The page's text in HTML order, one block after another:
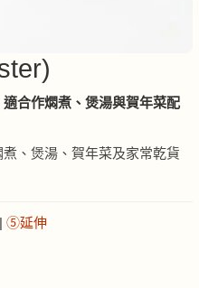
合作燜煮、煲湯與賀年菜配
、煲湯、賀年菜及家常乾貨
| ⑤延伸